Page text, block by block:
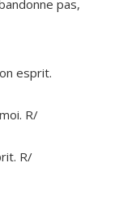
pas,
esprit.
R/
R/